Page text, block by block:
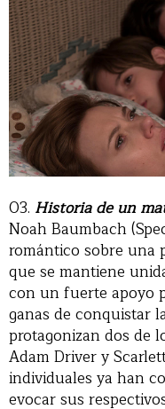
03. Historia de un
Noah Baumbach
romántico sobre una
que se mantiene
con un fuerte apoyo
ganas de conquistar
protagonizan dos de
Adam Driver y
individuales ya han
evocar sus